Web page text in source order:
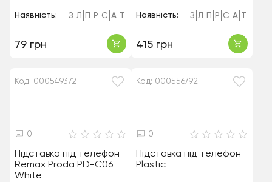
Наявність: З Л Р С А
79 грн
Наявність: З Л Р С А
415 грн
Код: 000549372
0
Підставка під телефон
Remax Proda PD-C06
White
Код: 000556792
0
Підставка під телефон
Plastic